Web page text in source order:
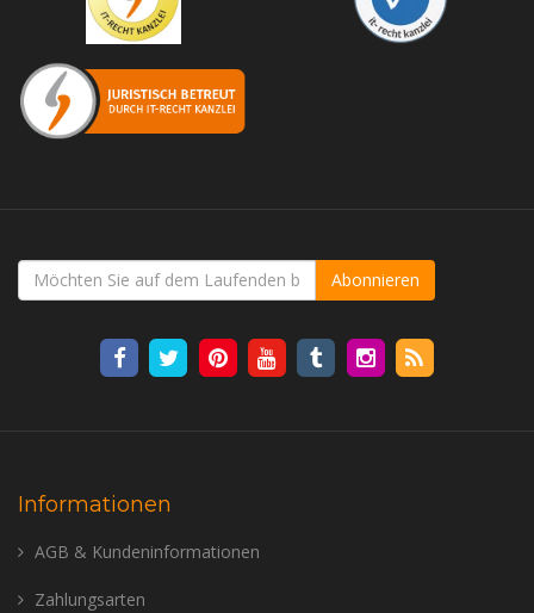
Abonnieren
Informationen
AGB & Kundeninformationen
Zahlungsarten